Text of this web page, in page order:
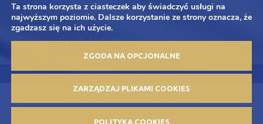
Polityka Prywatności
Zapytania
Copywriting © ADAMIETZ 2026
Projekt i realizacja: Offteam.pl
Ta strona korzysta z ciasteczek aby świadczyć usługi na
najwyższym poziomie. Dalsze korzystanie ze strony oznacza, że
zgadzasz się na ich użycie.
ZGODA NA OPCJONALNE
ZARZĄDZAJ PLIKAMI COOKIES
POLITYKA COOKIES